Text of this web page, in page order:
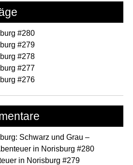
#280
#279
#278
#277
#276
Schwarz und Grau –
in Norisburg #280
in Norisburg #279